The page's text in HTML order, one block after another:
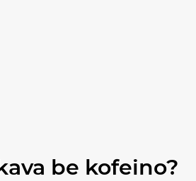
be kofeino?